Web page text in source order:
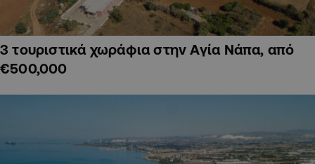
3 τουριστικά χωράφια στην Αγία Νάπα, από
€500,000